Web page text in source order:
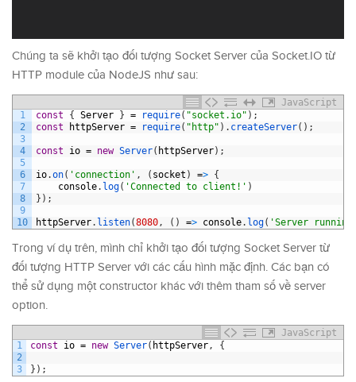
Chúng ta sẽ khởi tạo đối tượng Socket Server của Socket.IO từ
HTTP module của NodeJS như sau:
JavaScript
1
2
3
4
5
6
7
8
9
10
const { Server } = require( "socket.io" ) ;
const
httpServer = require( "http" ) . createServer( ) ;
const io = new Server( httpServer) ;
io.on( 'connection' , ( socket ) => {
console. log( 'Connected to client!' )
} ) ;
httpServer. listen(8080 , ( ) => console. log( 'Server
Trong ví dụ trên, mình chỉ khởi tạo đối tượng Socket Server từ
đối tượng HTTP Server với các cấu hình mặc định. Các bạn có
thể sử dụng một constructor khác với thêm tham số về server
option.
JavaScript
1
2
3
const io = new Server( httpServer , {
} ) ;